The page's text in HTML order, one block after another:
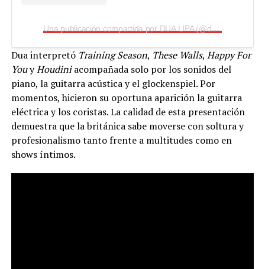
Una publicación compartida por DUA LIPA (@dualipa)
Dua interpretó Training Season, These Walls, Happy For
YouyHoudiniacompañada solo por los sonidos del
piano, la guitarra acústica y el glockenspiel. Por
momentos, hicieron su oportuna aparición la guitarra
eléctrica y los coristas. La calidad de esta presentación
demuestra que la británica sabe moverse con soltura y
profesionalismo tanto frente a multitudes como en
shows íntimos.